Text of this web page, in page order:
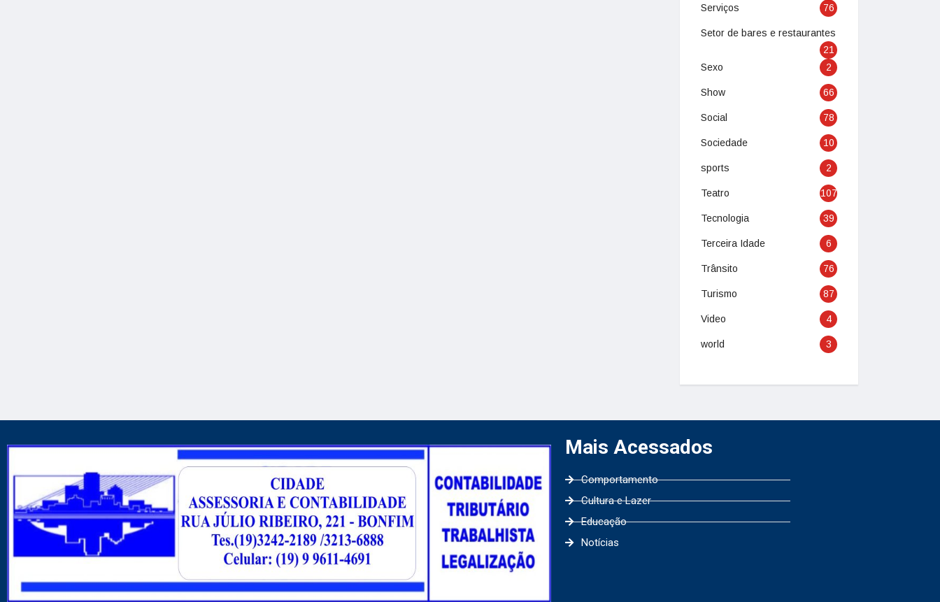
Serviços 76
Setor de bares e restaurantes
21
Sexo
2
Show 66
Social 78
Sociedade 10
sports 2
Teatro 107
Tecnologia 39
Terceira Idade 6
Trânsito 76
Turismo 87
Video 4
world 3
Mais Acessados
Comportamento
Cultura e Lazer
Educação
Notícias